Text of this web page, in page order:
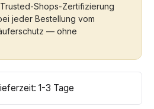
Shops-Zertifizierung
jeder Bestellung vom
— ohne
1-3 Tage